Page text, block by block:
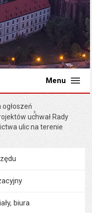
Menu
ogłoszeń
uchwał Rady
ulic na terenie
Urząd Miejski
biura